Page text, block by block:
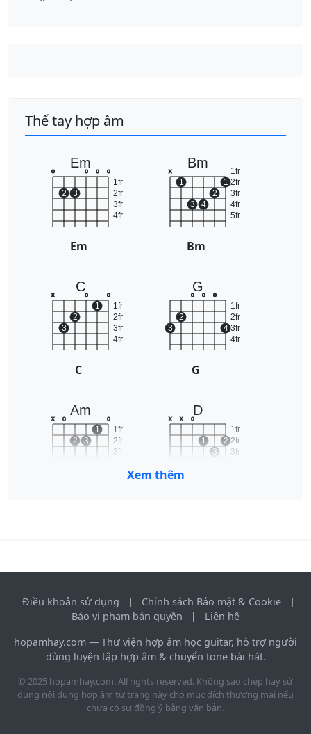
Thế tay hợp âm
Em
1fr
2fr
3fr
4fr
o
2 3
o o o
Em
Bm
1fr
2fr
3fr
4fr
5fr
x
1
3 4
2
1
Bm
C
1fr
2fr
3fr
4fr
x
3
2
o
1
o
C
G
1fr
2fr
3fr
4fr
3
2
o o o
4
G
Am
1fr
2fr
3fr
x o
2 3
1
o
D
1fr
2fr
3fr
x x o
1
3
2
B7
Xem thêm
Điều khoản sử dụng | Chính sách Bảo mật & Cookie
|
Báo vi phạm bản quyền
|
Liên hệ
hopamhay.com — Thư viện hợp âm học guitar, hỗ trợ người
dùng luyện tập hợp âm & chuyển tone bài hát.
© 2025 hopamhay.com. All rights reserved. Không sao chép hay sử
dụng nội dung hợp âm từ trang này cho mục đích thương mại nếu
chưa có sự đồng ý bằng văn bản.